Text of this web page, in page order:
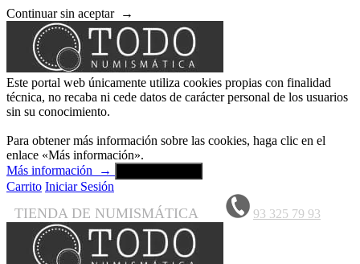
Continuar sin aceptar →
Este portal web únicamente utiliza cookies propias con finalidad
técnica, no recaba ni cede datos de carácter personal de los usuarios
sin su conocimiento.
Para obtener más información sobre las cookies, haga clic en el
enlace «Más información».
Más información
→
Carrito Iniciar Sesión
TIENDA DE NUMISMÁTICA 93 325 79 93